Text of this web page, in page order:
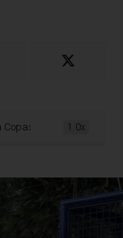
pode deixar
1.0x